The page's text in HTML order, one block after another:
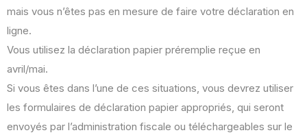
mais vous n’êtes pas en mesure de faire votre déclaration en
ligne.
Vous utilisez la déclaration papier préremplie reçue en
avril/mai.
Si vous êtes dans l’une de ces situations, vous devrez utiliser
les formulaires de déclaration papier appropriés, qui seront
envoyés par l’administration fiscale ou téléchargeables sur le